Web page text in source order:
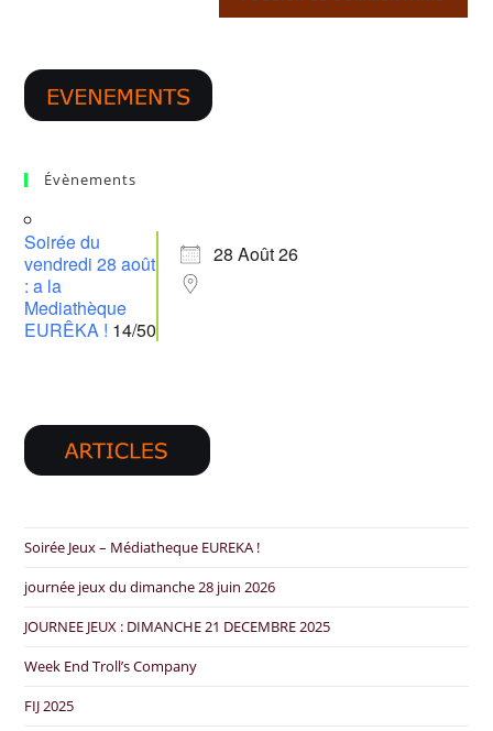
Évènements
Soirée du
vendredi 28 août
: a la
Mediathèque
EURÊKA ! 14/50
28 Août 26
Soirée Jeux – Médiatheque EUREKA !
journée jeux du dimanche 28 juin 2026
JOURNEE JEUX : DIMANCHE 21 DECEMBRE 2025
Week End Troll’s Company
FIJ 2025